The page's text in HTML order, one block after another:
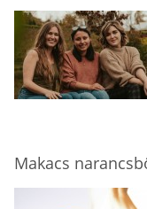
Makacs